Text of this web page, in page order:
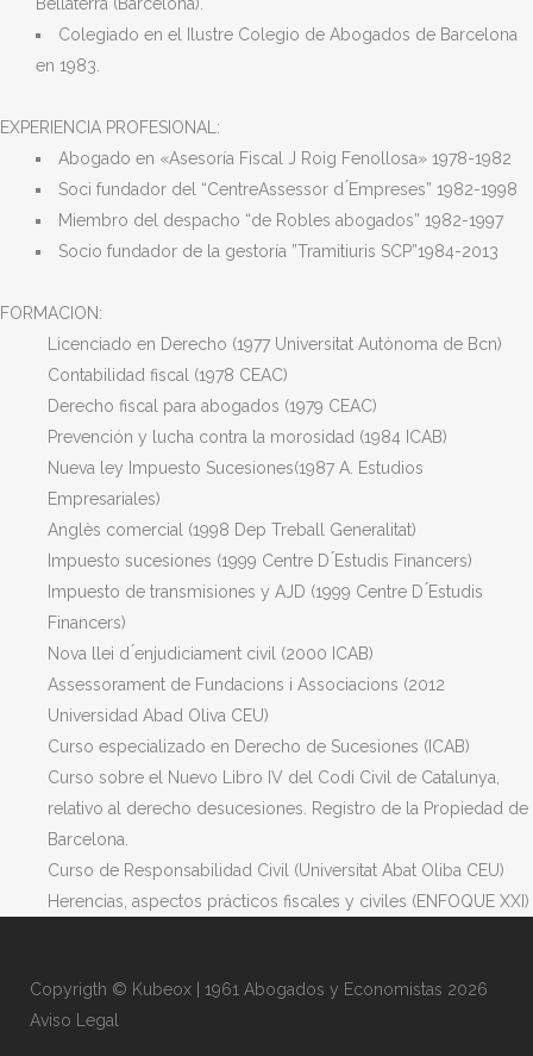
Colegiado en el Ilustre Colegio de Abogados de Barcelona
en 1983.
EXPERIENCIA PROFESIONAL:
Abogado en «Asesoría Fiscal J Roig Fenollosa» 1978-1982
Soci fundador del “CentreAssessor d ́Empreses” 1982-1998
Miembro del despacho “de Robles abogados” 1982-1997
Socio fundador de la gestoría ”Tramitiuris SCP”1984-2013
FORMACION:
Licenciado en Derecho (1977 Universitat Autònoma de Bcn)
Contabilidad fiscal (1978 CEAC)
Derecho fiscal para abogados (1979 CEAC)
Prevención y lucha contra la morosidad (1984 ICAB)
Nueva ley Impuesto Sucesiones(1987 A. Estudios
Empresariales)
Anglès comercial (1998 Dep Treball Generalitat)
Impuesto sucesiones (1999 Centre D ́Estudis Financers)
Impuesto de transmisiones y AJD (1999 Centre D ́Estudis
Financers)
Nova llei d ́enjudiciament civil (2000 ICAB)
Assessorament de Fundacions i Associacions (2012
Universidad Abad Oliva CEU)
Curso especializado en Derecho de Sucesiones (ICAB)
Curso sobre el Nuevo Libro IV del Codi Civil de Catalunya,
relativo al derecho desucesiones. Registro de la Propiedad de
Barcelona.
Curso de Responsabilidad Civil (Universitat Abat Oliba CEU)
Herencias, aspectos prácticos fiscales y civiles (ENFOQUE XXI)
Copyrigth © Kubeox | 1961 Abogados y Economistas 2026
Aviso Legal